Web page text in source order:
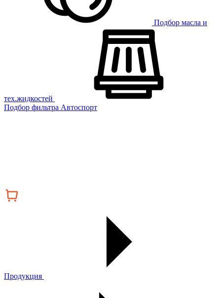
Подбор масла и
тех.жидкостей
Подбор фильтра Автоспорт
Продукция